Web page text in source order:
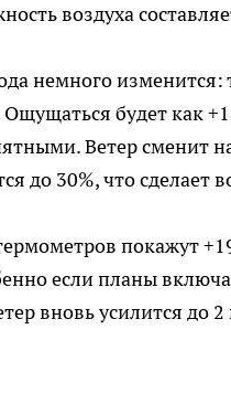
воздуха
немного изменится:
будет как
Ветер сменит
до 30%, что сделает
покажут
если планы
вновь усилится до